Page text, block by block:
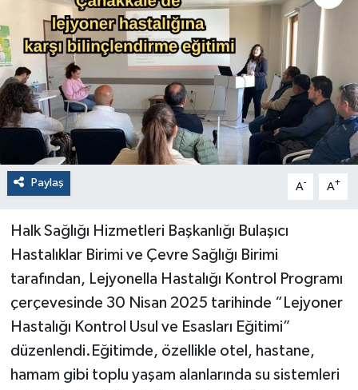
Paylaş A- A+
Halk Sağlığı Hizmetleri Başkanlığı Bulaşıcı
Hastalıklar Birimi ve Çevre Sağlığı Birimi
tarafından, Lejyonella Hastalığı Kontrol Programı
çerçevesinde 30 Nisan 2025 tarihinde “Lejyoner
Hastalığı Kontrol Usul ve Esasları Eğitimi”
düzenlendi.Eğitimde, özellikle otel, hastane,
hamam gibi toplu yaşam alanlarında su sistemleri